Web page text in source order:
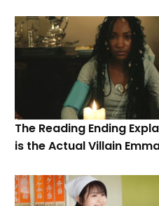
The Reading Ending
is the Actual Villain